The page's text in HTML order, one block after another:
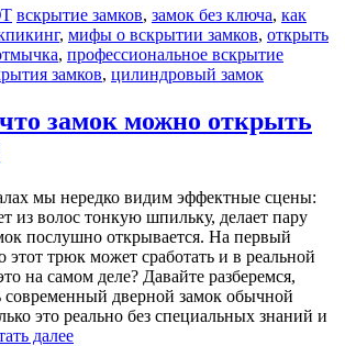
вскрытие замков, замок без ключа, как
, мифы о вскрытии замков, открыть
, профессиональное вскрытие
замков, цилиндровый замок
замок можно открыть
мы нередко видим эффектные сцены:
из волос тонкую шпильку, делает пару
послушно открывается. На первый
этот трюк может сработать и в реальной
на самом деле? Давайте разберемся,
дверной замок обычной
это реально без специальных знаний и
далее